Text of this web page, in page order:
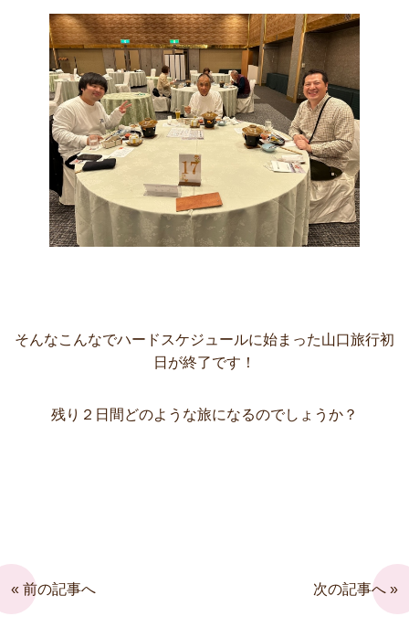
そんなこんなでハードスケジュールに始まった山口旅行初
日が終了です！
残り２日間どのような旅になるのでしょうか？
« 前の記事へ 次の記事へ »